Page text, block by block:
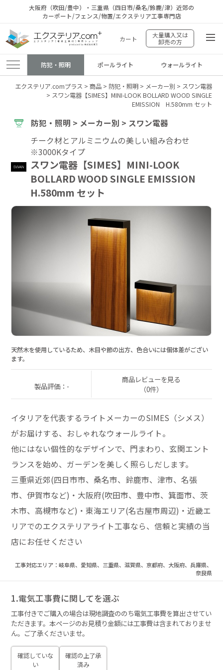
大阪府（吹田/豊中）・三重県（四日市/桑名/鈴鹿/津）近郊の
カーポート/フェンス/物置/エクステリア工事専門店
カート
大量購入又は
卸売の方
防犯・照明 ポールライト ウォールライト
エクステリア.comプラス > 商品> 防犯・照明> メーカー別 > スワン電器
> スワン電器【SIMES】MINI-LOOK BOLLARD WOOD SINGLE
EMISSION H.580mm セット
防犯・照明 > メーカー別 > スワン電器
チーク材とアルミニウムの美しい組み合わせ
※3000Kタイプ
スワン電器【SIMES】MINI-LOOK
BOLLARD WOOD SINGLE EMISSION
H.580mm セット
天然木を使用しているため、木目や節の出方、色合いには個体差がござい
ます。
製品評価：-
商品レビューを見る
（0件）
イタリアを代表するライトメーカーのSIMES（シメス）
がお届けする、おしゃれなウォールライト。
他にはない個性的なデザインで、門まわり、玄関エント
ランスを始め、ガーデンを美しく照らしだします。
三重県近郊(四日市市、桑名市、鈴鹿市、津市、名張
市、伊賀市など)・大阪府(吹田市、豊中市、箕面市、茨
木市、高槻市など)・東海エリア(名古屋市周辺)・近畿エ
リアでのエクステリアライト工事なら、信頼と実績の当
店にお任せください
工事対応エリア：岐阜県、愛知県、三重県、滋賀県、京都府、大阪府、兵庫県、
奈良県
1.電気工事費に関してを選ぶ
工事付きでご購入の場合は現地調査ののち電気工事費を算出させてい
ただきます。本ページのお見積り金額には工事費は含まれておりませ
ん。ご了承くださいませ。
確認していな
い
確認の上了承
済み